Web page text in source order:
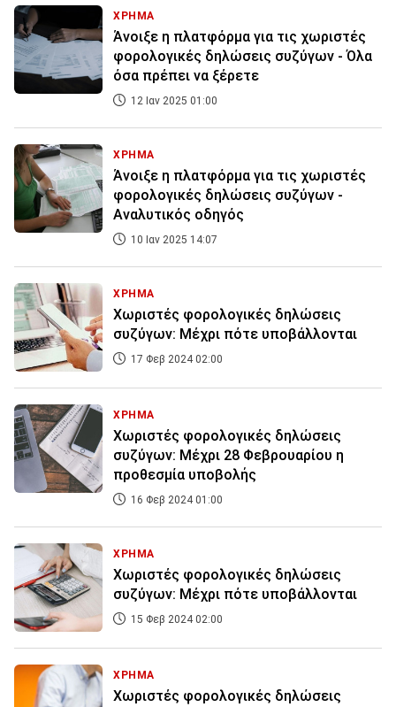
ΧΡΗΜΑ
Άνοιξε η πλατφόρμα για τις χωριστές
φορολογικές δηλώσεις συζύγων - Όλα
όσα πρέπει να ξέρετε
12 Ιαν 2025 01:00
ΧΡΗΜΑ
Άνοιξε η πλατφόρμα για τις χωριστές
φορολογικές δηλώσεις συζύγων -
Αναλυτικός οδηγός
10 Ιαν 2025 14:07
ΧΡΗΜΑ
Χωριστές φορολογικές δηλώσεις
συζύγων: Μέχρι πότε υποβάλλονται
17 Φεβ 2024 02:00
ΧΡΗΜΑ
Χωριστές φορολογικές δηλώσεις
συζύγων: Μέχρι 28 Φεβρουαρίου η
προθεσμία υποβολής
16 Φεβ 2024 01:00
ΧΡΗΜΑ
Χωριστές φορολογικές δηλώσεις
συζύγων: Μέχρι πότε υποβάλλονται
15 Φεβ 2024 02:00
ΧΡΗΜΑ
Χωριστές φορολογικές δηλώσεις